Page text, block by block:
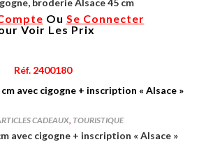
Ou Se Connecter
Voir Les Prix
Réf. 2400180
CADEAUX, TOURISTIQUE
avec cigogne + inscription « Alsace »